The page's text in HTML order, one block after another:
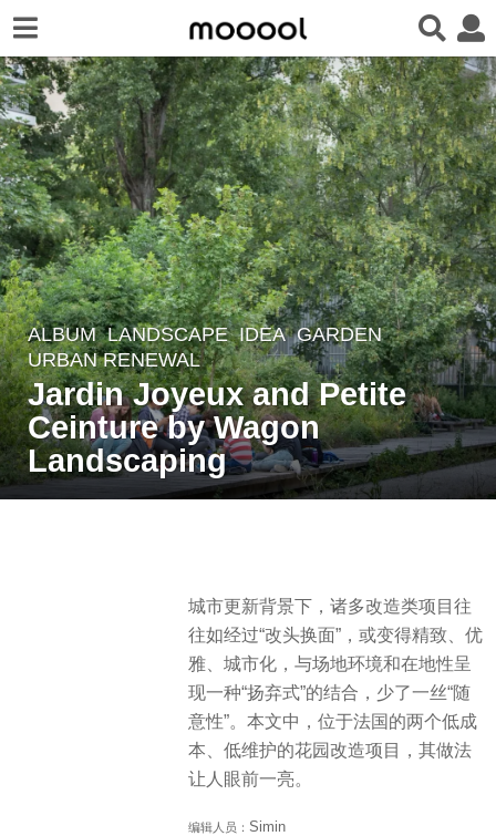
4
y
e
a
r
s
ALBUM ,LANDSCAPE IDEA GARDEN ,
URBAN RENEWAL
Jardin Joyeux and Petite
Ceinture by Wagon
Landscaping
城市更新背景下，诸多改造类项目往
往如经过“改头换面”，或变得精致、优
雅、城市化，与场地环境和在地性呈
现一种“扬弃式”的结合，少了一丝“随
意性”。本文中，位于法国的两个低成
本、低维护的花园改造项目，其做法
让人眼前一亮。
编辑人员： Simin